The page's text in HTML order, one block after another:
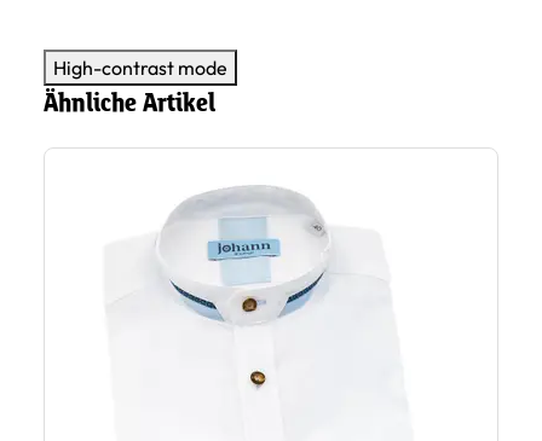
High-contrast mode
Ähnliche Artikel